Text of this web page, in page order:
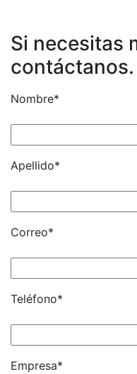
Si necesitas
contáctanos.
Nombre*
Apellido*
Correo*
Teléfono*
Empresa*